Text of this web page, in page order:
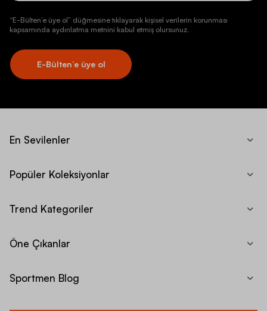
“E-Bülten’e üye ol” düğmesine tıklayarak kişisel verilerin korunması
kapsamında aydınlatma metnini kabul etmiş olursunuz.
E-Bülten’e üye ol
En Sevilenler
Popüler Koleksiyonlar
Trend Kategoriler
Öne Çıkanlar
Sportmen Blog